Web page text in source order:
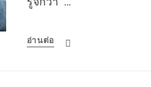
อ่านต่อ